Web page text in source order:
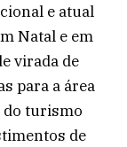
e atual
Natal e em
virada de
para a área
do turismo
de